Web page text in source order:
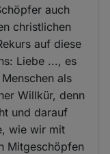
auch
christlichen
auf diese
Liebe ..., es
als
Willkür, denn
und darauf
wie wir mit
Mitgeschöpfen